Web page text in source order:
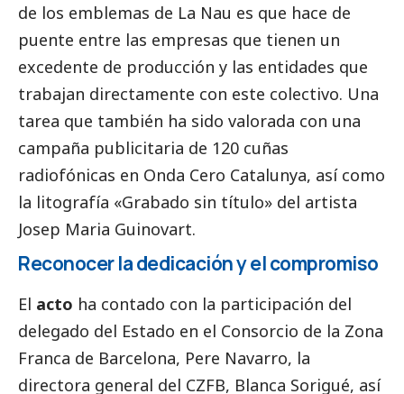
de los emblemas de La Nau es que hace de
puente entre las empresas que tienen un
excedente de producción y las entidades que
trabajan directamente con este colectivo. Una
tarea que también ha sido valorada con una
campaña publicitaria de 120 cuñas
radiofónicas en Onda Cero Catalunya, así como
la litografía «Grabado sin título» del artista
Josep Maria Guinovart.
Reconocer la dedicación y el compromiso
El acto ha contado con la participación del
delegado del Estado en el Consorcio de la Zona
Franca de Barcelona, Pere Navarro, la
directora general del CZFB, Blanca Sorigué, así